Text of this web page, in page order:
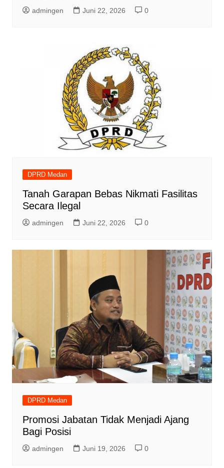
admingen Juni 22, 2026 0
DPRD Medan
Tanah Garapan Bebas Nikmati Fasilitas
Secara Ilegal
admingen Juni 22, 2026 0
DPRD Medan
Promosi Jabatan Tidak Menjadi Ajang
Bagi Posisi
admingen Juni 19, 2026 0